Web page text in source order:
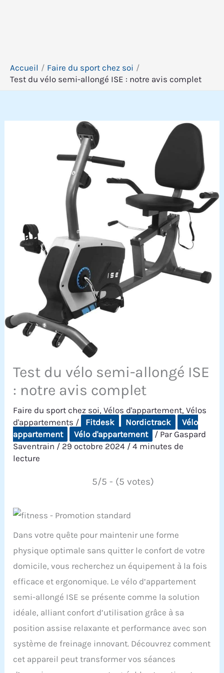
Accueil
Faire du sport chez soi
Test du vélo semi-allongé ISE : notre avis complet
Test du vélo semi-allongé ISE
: notre avis complet
Faire du sport chez soi,Vélos d'appartement,Vélos
d'appartements / Fitdesk Nordictrack
Vélo
appartement
Vélo d'appartement / ParGaspard
Saventrain / 29 octobre 2024 /4 minutes de
lecture
5/5 - (5 votes)
Dans votre quête pour maintenir une forme
physique optimale sans quitter le confort de votre
domicile, vous recherchez un équipement à la fois
efficace et ergonomique. Le vélo d’appartement
semi-allongé ISE se présente comme la solution
idéale, alliant confort d’utilisation grâce à sa
position assise relaxante et performance avec son
système de freinage innovant. Découvrez comment
cet appareil peut transformer vos séances